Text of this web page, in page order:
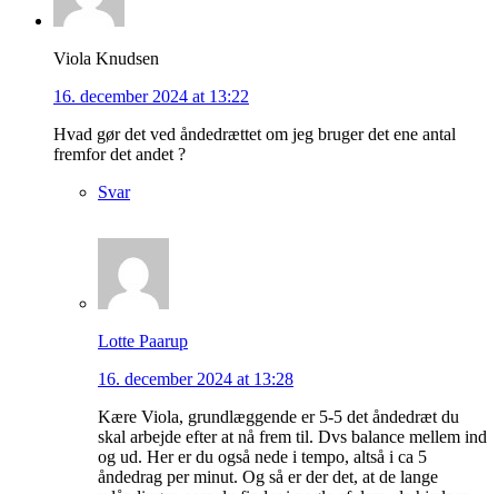
Viola Knudsen
16. december 2024 at 13:22
Hvad gør det ved åndedrættet om jeg bruger det ene antal
fremfor det andet ?
Svar
Lotte Paarup
16. december 2024 at 13:28
Kære Viola, grundlæggende er 5-5 det åndedræt du
skal arbejde efter at nå frem til. Dvs balance mellem ind
og ud. Her er du også nede i tempo, altså i ca 5
åndedrag per minut. Og så er der det, at de lange